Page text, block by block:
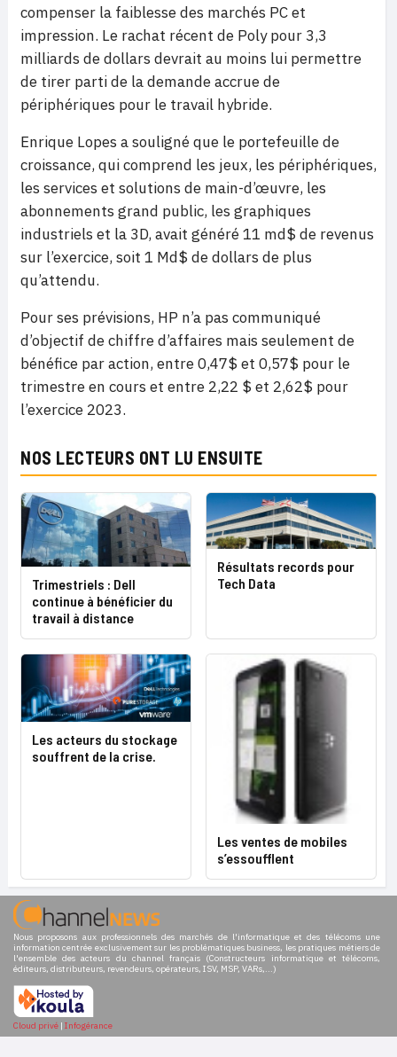
compenser la faiblesse des marchés PC et
impression. Le rachat récent de Poly pour 3,3
milliards de dollars devrait au moins lui permettre
de tirer parti de la demande accrue de
périphériques pour le travail hybride.
Enrique Lopes a souligné que le portefeuille de
croissance, qui comprend les jeux, les périphériques,
les services et solutions de main-d’œuvre, les
abonnements grand public, les graphiques
industriels et la 3D, avait généré 11 md$ de revenus
sur l’exercice, soit 1 Md$ de dollars de plus
qu’attendu.
Pour ses prévisions, HP n’a pas communiqué
d’objectif de chiffre d’affaires mais seulement de
bénéfice par action, entre 0,47$ et 0,57$ pour le
trimestre en cours et entre 2,22 $ et 2,62$ pour
l’exercice 2023.
NOS LECTEURS ONT LU ENSUITE
Trimestriels : Dell
continue à bénéficier du
travail à distance
Résultats records pour
Tech Data
Les acteurs du stockage
souffrent de la crise.
Les ventes de mobiles
s’essoufflent
Nous proposons aux professionnels des marchés de l'informatique et des télécoms une
information centrée exclusivement sur les problématiques business, les pratiques métiers de
l'ensemble des acteurs du channel français (Constructeurs informatique et télécoms,
éditeurs, distributeurs, revendeurs, opérateurs, ISV, MSP, VARs,...)
Cloud privé | Infogérance